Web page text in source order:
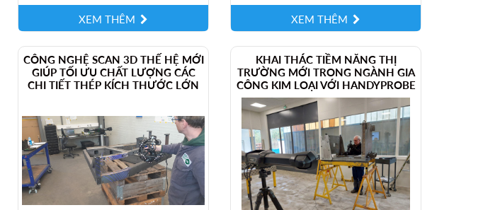
độ chính xác cao, dữ liệu chi tiết, phục
vụ đo kiểm,...XEM THÊM
phù điêu. Công nghệ scan 3D hiện
XEM THÊM
CÔNG NGHỆ SCAN 3D THẾ HỆ MỚI
GIÚP TỐI ƯU CHẤT LƯỢNG CÁC
CHI TIẾT THÉP KÍCH THƯỚC LỚN
KHAI THÁC TIỀM NĂNG THỊ
TRƯỜNG MỚI TRONG NGÀNH GIA
CÔNG KIM LOẠI VỚI HANDYPROBE